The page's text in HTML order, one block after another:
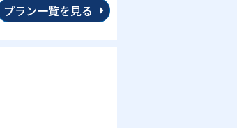
プラン一覧を見る